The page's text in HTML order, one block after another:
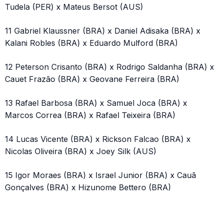
Tudela (PER) x Mateus Bersot (AUS)
11 Gabriel Klaussner (BRA) x Daniel Adisaka (BRA) x
Kalani Robles (BRA) x Eduardo Mulford (BRA)
12 Peterson Crisanto (BRA) x Rodrigo Saldanha (BRA) x
Cauet Frazão (BRA) x Geovane Ferreira (BRA)
13 Rafael Barbosa (BRA) x Samuel Joca (BRA) x
Marcos Correa (BRA) x Rafael Teixeira (BRA)
14 Lucas Vicente (BRA) x Rickson Falcao (BRA) x
Nicolas Oliveira (BRA) x Joey Silk (AUS)
15 Igor Moraes (BRA) x Israel Junior (BRA) x Cauã
Gonçalves (BRA) x Hizunome Bettero (BRA)